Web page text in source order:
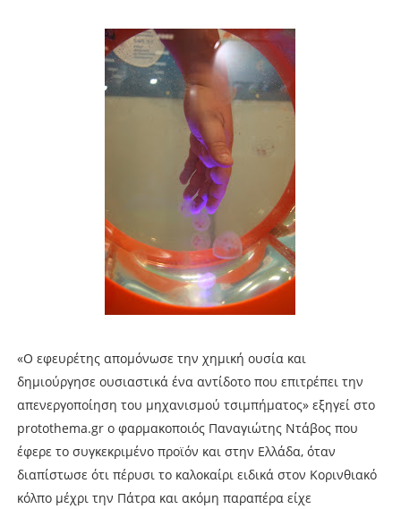
«Ο εφευρέτης απομόνωσε την χημική ουσία και
δημιούργησε ουσιαστικά ένα αντίδοτο που επιτρέπει την
απενεργοποίηση του μηχανισμού τσιμπήματος» εξηγεί στο
protothema.gr o φαρμακοποιός Παναγιώτης Ντάβος που
έφερε το συγκεκριμένο προϊόν και στην Ελλάδα, όταν
διαπίστωσε ότι πέρυσι το καλοκαίρι ειδικά στον Κορινθιακό
κόλπο μέχρι την Πάτρα και ακόμη παραπέρα είχε